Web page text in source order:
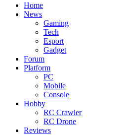
Home
News
Gaming
Tech
Esport
Gadget
Forum
Platform
PC
Mobile
Console
Hobby
RC Crawler
RC Drone
Reviews